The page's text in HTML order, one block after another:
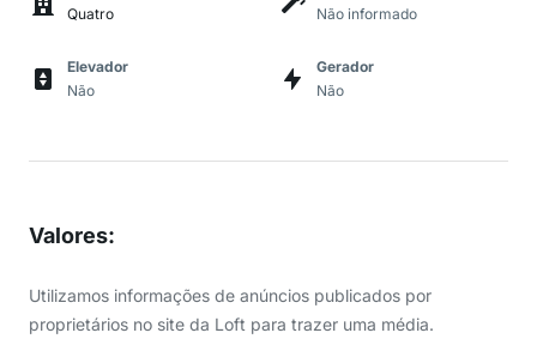
Quatro
Não informado
Elevador
Não
Gerador
Não
Valores:
Utilizamos informações de anúncios publicados por
proprietários no site da Loft para trazer uma média.